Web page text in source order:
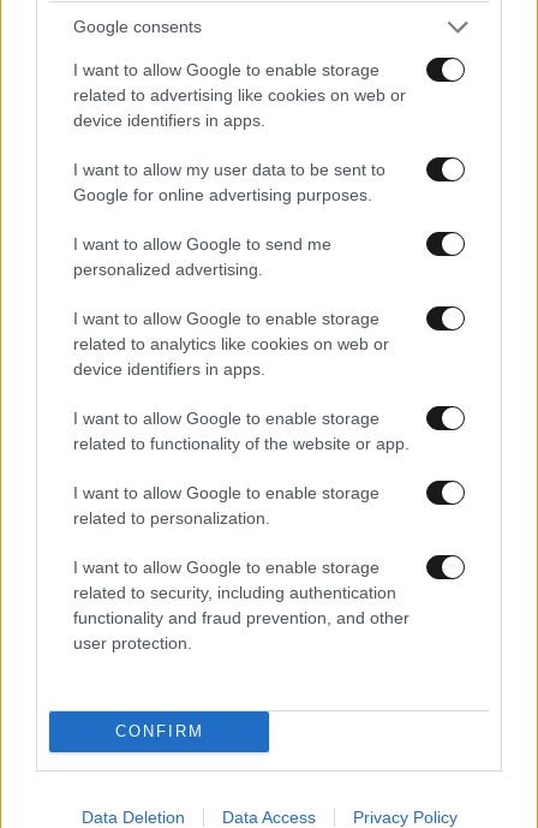
Google consents
I want to allow Google to enable storage
related to advertising like cookies on web or
device identifiers in apps.
I want to allow my user data to be sent to
Google for online advertising purposes.
I want to allow Google to send me
personalized advertising.
I want to allow Google to enable storage
related to analytics like cookies on web or
device identifiers in apps.
I want to allow Google to enable storage
related to functionality of the website or app.
I want to allow Google to enable storage
related to personalization.
I want to allow Google to enable storage
related to security, including authentication
functionality and fraud prevention, and other
user protection.
CONFIRM
Data Deletion Data Access Privacy Policy
Xαρακτήρες: 0/1000
Διαβάστε και ακολουθήστε τους κανόνες σχολιασμού
ΠΡΟΣΘΗΚΗ
TRENDING